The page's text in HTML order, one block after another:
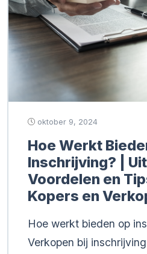
oktober 9, 2024
Hoe Werkt
Inschrijving? |
Voordelen en
Kopers en
Hoe werkt bieden op
Verkopen bij